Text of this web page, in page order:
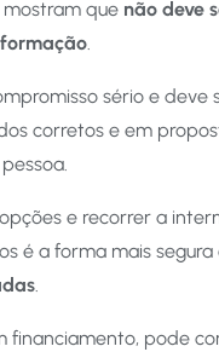
mostram que não deve
.
sério e deve
corretos e em
e recorrer a
é a forma mais segura
.
financiamento, pode